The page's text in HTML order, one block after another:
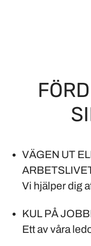
VÄGEN UT
Vi hjälper dig
KUL PÅ
Ett av våra